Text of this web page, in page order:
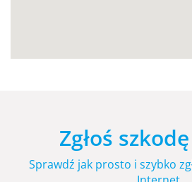
Zgłoś
Sprawdź jak prosto i szybko